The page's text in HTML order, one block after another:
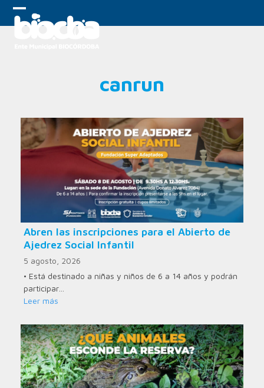
Skip
Open
Close
canrun
Abren las inscripciones para el Abierto de
Ajedrez Social Infantil
5 agosto, 2026
• Está destinado a niñas y niños de 6 a 14 años y podrán
participar…
Leer más